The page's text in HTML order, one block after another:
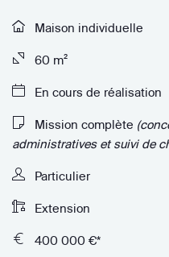
Maison individuelle
60 m²
En cours de réalisation
Mission complète
administratives et suivi de
Particulier
Extension
400 000 €*